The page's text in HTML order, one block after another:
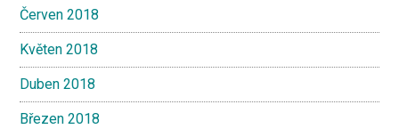
Červen 2018
Květen 2018
Duben 2018
Březen 2018